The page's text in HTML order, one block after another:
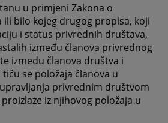
u primjeni Zakona o
bilo kojeg drugog propisa, koji
i status privrednih društava,
između članova privrednog
između članova društva i
se položaja članova u
privrednim društvom
iz njihovog položaja u